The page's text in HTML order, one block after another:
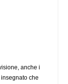
anche i
che